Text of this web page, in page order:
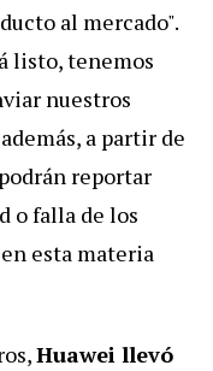
al mercado".
listo, tenemos
nuestros
a partir de
reportar
o falla de los
esta materia
Huawei llevó